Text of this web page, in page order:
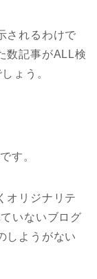
されるわけで
数記事がALL検
ょう。
す。
オリジナリテ
いないブログ
しようがない